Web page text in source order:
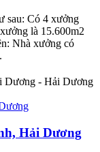
sau: Có 4 xưởng
là 15.600m2
Nhà xưởng có
Dương - Hải Dương
Hải Dương